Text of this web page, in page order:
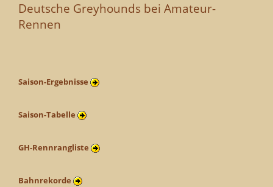
Deutsche Greyhounds bei Amateur-
Rennen
Saison-Ergebnisse
Saison-Tabelle
GH-Rennrangliste
Bahnrekorde